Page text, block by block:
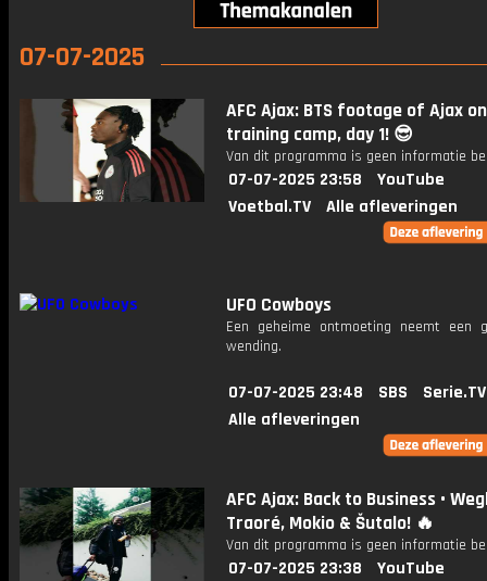
07-07-2025
AFC Ajax: BTS footage of Ajax on
training camp, day 1! 😎
Van dit programma is geen informatie
07-07-2025 23:58
YouTube
Voetbal.TV
Alle afleveringen
UFO Cowboys
Een geheime ontmoeting neemt een
wending.
07-07-2025 23:48 SBS
Serie.TV
Alle afleveringen
AFC Ajax: Back to Business •
Traoré, Mokio & Šutalo! 🔥
Van dit programma is geen informatie
07-07-2025 23:38
YouTube